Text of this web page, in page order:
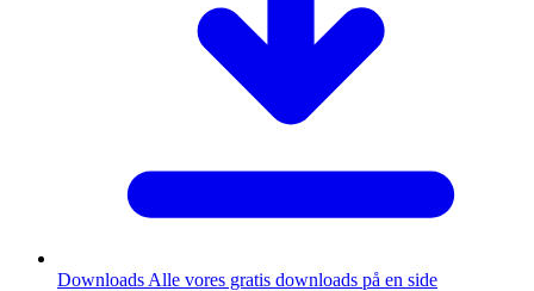
Downloads Alle vores gratis downloads på en side